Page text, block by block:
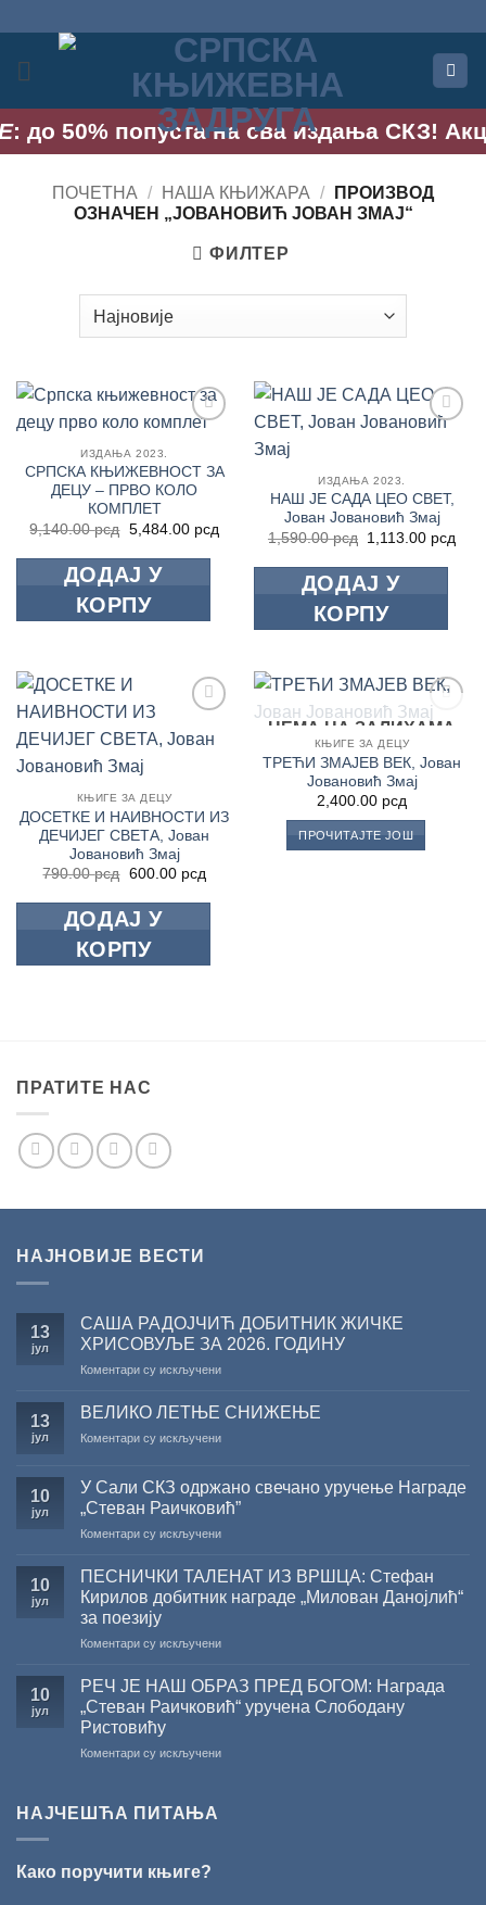
садржај
50% попуста на сва издања СКЗ!
ПОЧЕТНА / НАША КЊИЖАРА /
ПРОИЗВОД
OЗНАЧЕН „ЈОВАНОВИЋ ЈОВАН ЗМАЈ“
ФИЛТЕР
Листу
жеља
ИЗДАЊА 2023.
СРПСКА КЊИЖЕВНОСТ ЗА
ДЕЦУ – ПРВО КОЛО
КОМПЛЕТ
9,140.00рсд Оригинална
цена
је
била:
9,140.00 рсд.
5,484.00 рсдТренутна
цена
5,484.00 рсд.
ДОДАЈ У
КОРПУ
ИЗДАЊА 2023.
НАШ ЈЕ САДА ЦЕО СВЕТ,
Јован Јовановић Змај
1,590.00рсд
Оригинална
цена
је
била:
1,590.00 рсд.
1,113.00 рсд
ДОДАЈ У
КОРПУ
у
КЊИГЕ ЗА ДЕЦУ
ДОСЕТКЕ И НАИВНОСТИ ИЗ
ДЕЧИЈЕГ СВЕТА, Јован
Јовановић Змај
790.00рсд Оригинална
је
била:
790.00 рсд.
600.00 рсдТренутна
цена
је:
ДОДАЈ У
КОРПУ
Додај
Листу
жеља
НЕМА НА ЗАЛИХАМА
КЊИГЕ ЗА ДЕЦУ
ТРЕЋИ ЗМАЈЕВ ВЕК, Јован
Јовановић Змај
2,400.00 рсд
ПРОЧИТАЈТЕ ЈОШ
ПРАТИТЕ НАС
НАЈНОВИЈЕ ВЕСТИ
13
јул
САША РАДОЈЧИЋ ДОБИТНИК ЖИЧКЕ
ХРИСОВУЉЕ ЗА 2026. ГОДИНУ
Коментари су искљученина
РАДОЈЧИЋ
ЖИЧКЕ
2026.
ГОДИНУ
13
јул
ВЕЛИКО ЛЕТЊЕ СНИЖЕЊЕ
Коментари су искљученина
СНИЖЕЊЕ
10
јул
У Сали СКЗ одржано свечано уручење Награде
„Стеван Раичковић”
Коментари су искљученина
Сали
одржано
уручење
„Стеван
Раичковић”
10
јул
ПЕСНИЧКИ ТАЛЕНАТ ИЗ ВРШЦА: Стефан
Кирилов добитник награде „Милован Данојлић“
за поезију
Коментари су искљученина
ТАЛЕНАТ
ИЗ
ВРШЦА:
Кирилов
10
јул
РЕЧ ЈЕ НАШ ОБРАЗ ПРЕД БОГОМ: Награда
„Стеван Раичковић“ уручена Слободану
Ристовићу
Коментари су искљученина
НАЈЧЕШЋА ПИТАЊА
Како поручити књиге?